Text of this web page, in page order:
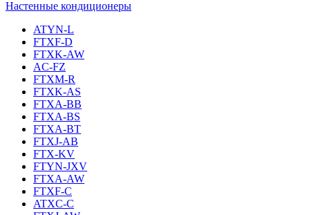
Настенные кондиционеры
ATYN-L
FTXF-D
FTXK-AW
AC-FZ
FTXM-R
FTXK-AS
FTXA-BB
FTXA-BS
FTXA-BT
FTXJ-AB
FTX-KV
FTYN-JXV
FTXA-AW
FTXF-C
ATXC-C